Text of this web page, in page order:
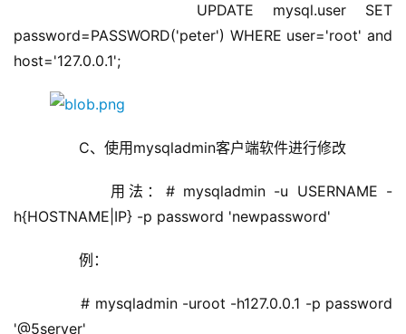
UPDATE mysql.user SET
password=PASSWORD('peter') WHERE user='root' and
host='127.0.0.1';
C、使用mysqladmin客户端软件进行修改
用法：# mysqladmin -u USERNAME -
h{HOSTNAME|IP} -p password 'newpassword'
例：
# mysqladmin -uroot -h127.0.0.1 -p password
'@5server'